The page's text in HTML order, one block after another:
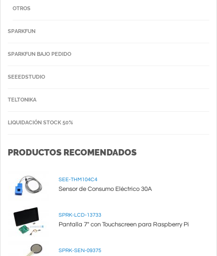
OTROS
SPARKFUN
SPARKFUN BAJO PEDIDO
SEEEDSTUDIO
TELTONIKA
LIQUIDACIÓN STOCK 50%
PRODUCTOS RECOMENDADOS
SEE-THM104C4
Sensor de Consumo Eléctrico 30A
SPRK-LCD-13733
Pantalla 7" con Touchscreen para Raspberry Pi
SPRK-SEN-09375